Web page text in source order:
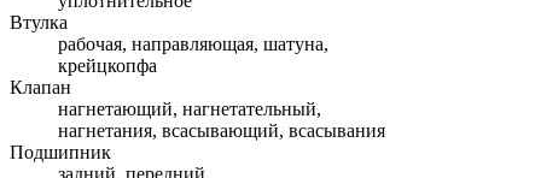
Втулка
рабочая, направляющая, шатуна,
крейцкопфа
Клапан
нагнетающий, нагнетательный,
нагнетания, всасывающий, всасывания
Подшипник